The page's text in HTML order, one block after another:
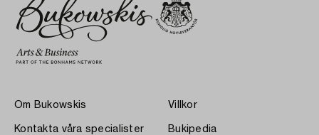
Om Bukowskis
Kontakta våra specialister
Villkor
Bukipedia